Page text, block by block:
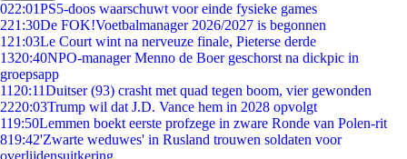
022:01PS5-doos waarschuwt voor einde fysieke games
221:30De FOK!Voetbalmanager 2026/2027 is begonnen
1 21:03Le Court wint na nerveuze finale, Pieterse derde
1320:40NPO-manager Menno de Boer geschorst na dickpic in
groepsapp
11 20:11Duitser (93) crasht met quad tegen boom, vier gewonden
2220:03Trump wil dat J.D. Vance hem in 2028 opvolgt
119:50Lemmen boekt eerste profzege in zware Ronde van Polen-rit
819:42'Zwarte weduwes' in Rusland trouwen soldaten voor
overlijdensuitkering